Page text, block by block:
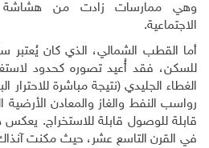
زادت من هشاشة النظم
الشمالي، الذي كان يُعتبر سابقًا "أرضًا
أُعيد تصوره كحدود لاستغلال
(نتيجة مباشرة للاحترار البشري
والغاز والمعادن الأرضية النادرة)
قابلة للاستخراج. يعكس هذا
التاسع عشر، حيث مكنت آنذاك التطورات